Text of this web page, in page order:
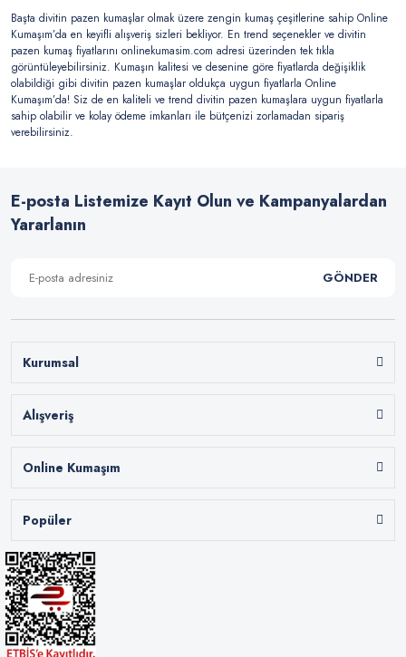
Başta divitin pazen kumaşlar olmak üzere zengin kumaş çeşitlerine sahip Online
Kumaşım’da en keyifli alışveriş sizleri bekliyor. En trend seçenekler ve divitin
pazen kumaş fiyatlarını onlinekumasim.com adresi üzerinden tek tıkla
görüntüleyebilirsiniz. Kumaşın kalitesi ve desenine göre fiyatlarda değişiklik
olabildiği gibi divitin pazen kumaşlar oldukça uygun fiyatlarla Online
Kumaşım’da! Siz de en kaliteli ve trend divitin pazen kumaşlara uygun fiyatlarla
sahip olabilir ve kolay ödeme imkanları ile bütçenizi zorlamadan sipariş
verebilirsiniz.
E-posta Listemize Kayıt Olun ve Kampanyalardan
Yararlanın
GÖNDER
Kurumsal
Alışveriş
Online Kumaşım
Popüler